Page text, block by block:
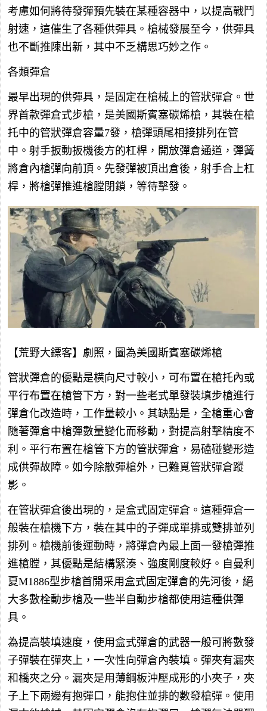
考慮如何將待發彈預先裝在某種容器中，以提高戰鬥
射速，這催生了各種供彈具。槍械發展至今，供彈具
也不斷推陳出新，其中不乏構思巧妙之作。
各類彈倉
最早出現的供彈具，是固定在槍械上的管狀彈倉。世
界首款彈倉式步槍，是美國斯賓塞碳烯槍，其裝在槍
托中的管狀彈倉容量7發，槍彈頭尾相接排列在管
中。射手扳動扳機後方的杠桿，開放彈倉通道，彈簧
將倉內槍彈向前頂。先發彈被頂出倉後，射手合上杠
桿，將槍彈推進槍膛閉鎖，等待擊發。
【荒野大鏢客】劇照，圖為美國斯賓塞碳烯槍
管狀彈倉的優點是橫向尺寸較小，可布置在槍托內或
平行布置在槍管下方，對一些老式單發裝填步槍進行
彈倉化改造時，工作量較小。其缺點是，全槍重心會
隨著彈倉中槍彈數量變化而移動，對提高射擊精度不
利。平行布置在槍管下方的管狀彈倉，易磕碰變形造
成供彈故障。如今除散彈槍外，已難覓管狀彈倉蹤
影。
在管狀彈倉後出現的，是盒式固定彈倉。這種彈倉一
般裝在槍機下方，裝在其中的子彈成單排或雙排並列
排列。槍機前後運動時，將彈倉內最上面一發槍彈推
進槍膛，其優點是結構緊湊、強度剛度較好。自曼利
夏M1886型步槍首開采用盒式固定彈倉的先河後，絕
大多數栓動步槍及一些半自動步槍都使用這種供彈
具。
為提高裝填速度，使用盒式彈倉的武器一般可將數發
子彈裝在彈夾上，一次性向彈倉內裝填。彈夾有漏夾
和橋夾之分。漏夾是用薄鋼板沖壓成形的小夾子，夾
子上下兩邊有抱彈口，能抱住並排的數發槍彈。使用